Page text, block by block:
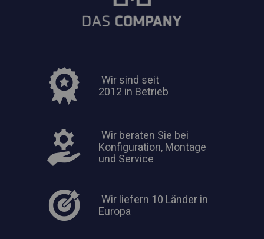
Wir sind seit
2012 in Betrieb
Wir beraten Sie bei
Konfiguration, Montage
und Service
Wir liefern 10 Länder in
Europa